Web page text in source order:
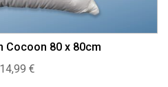
Cocoon 80 x 80cm
€